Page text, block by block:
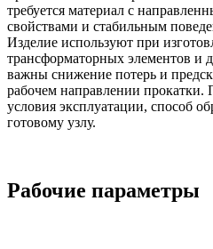
требуется материал с
свойствами и стабильным
Изделие используют при
трансформаторных элементов и
важны снижение потерь и
рабочем направлении
условия эксплуатации, способ
готовому узлу.
Рабочие параметры